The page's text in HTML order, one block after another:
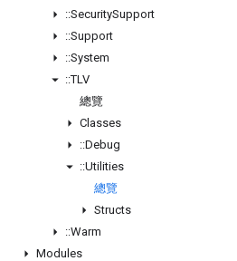
::SecuritySupport
::Support
::System
::TLV
總覽
Classes
::Debug
::Utilities
總覽
Structs
::Warm
Modules